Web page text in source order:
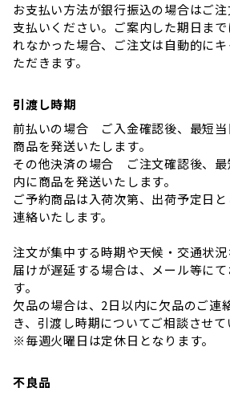
お支払い方法が銀行振込の場合はご
支払いください。ご案内した期日ま
れなかった場合、ご注文は自動的に
ただきます。
引渡し時期
前払いの場合 ご入金確認後、最短当
商品を発送いたします。
その他決済の場合 ご注文確認後、最
内に商品を発送いたします。
ご予約商品は入荷次第、出荷予定日
連絡いたします。
注文が集中する時期や天候・交通状
届けが遅延する場合は、メール等に
す。
欠品の場合は、2日以内に欠品のご連
き、引渡し時期についてご相談させて
※毎週火曜日は定休日となります。
不良品